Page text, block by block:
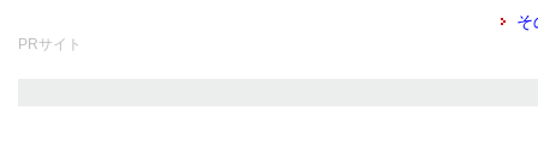
そ
PRサイト